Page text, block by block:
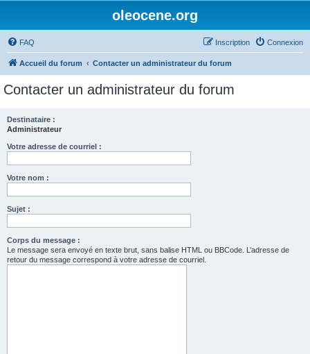
oleocene.org
FAQ Connexion
Inscription
Accueil du forum Contacter un administrateur du forum
Contacter un administrateur du forum
Destinataire :
Administrateur
Votre adresse de courriel :
Votre nom :
Sujet :
Corps du message :
Le message sera envoyé en texte brut, sans balise HTML ou BBCode. L’adresse de
retour du message correspond à votre adresse de courriel.